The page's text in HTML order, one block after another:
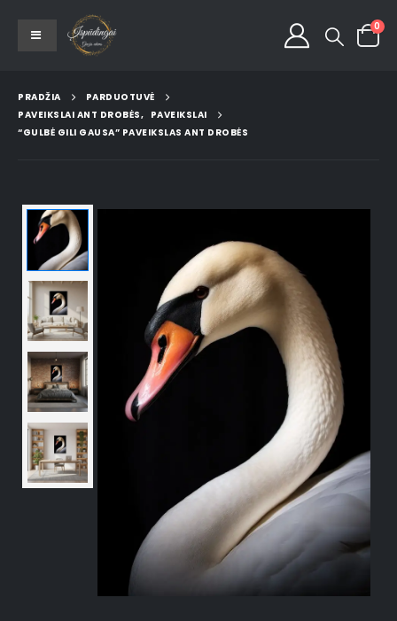
0
PRADŽIA
PARDUOTUVĖ
PAVEIKSLAI ANT DROBĖS, PAVEIKSLAI
“GULBĖ GILI GAUSA” PAVEIKSLAS ANT DROBĖS